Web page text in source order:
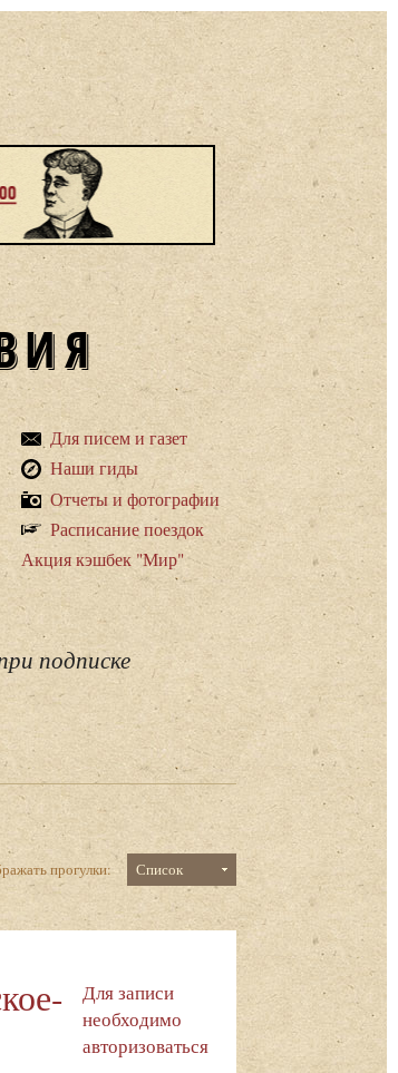
Для писем и газет
Наши гиды
Отчеты и фотографии
Расписание поездок
Акция кэшбек "Мир"
подписке
прогулки:
Список
Для записи
необходимо
авторизоваться